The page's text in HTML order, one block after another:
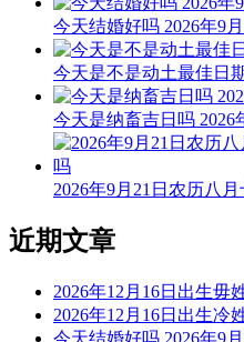
今天结婚好吗 2026年9
今天是不是动土最佳日
今天是纳畜吉日吗 2026
2026年9月21日农历八
近期文章
2026年12月16日出生毋
2026年12月16日出生冷